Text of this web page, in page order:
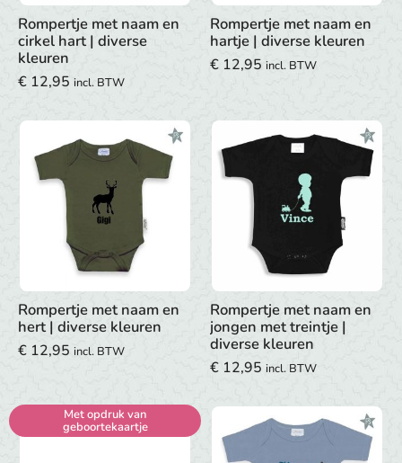
Rompertje met naam en
cirkel hart | diverse
kleuren
€ 12,95 incl. BTW
Rompertje met naam en
hartje | diverse kleuren
€ 12,95 incl. BTW
Rompertje met naam en
hert | diverse kleuren
€ 12,95 incl. BTW
Rompertje met naam en
jongen met treintje |
diverse kleuren
€ 12,95 incl. BTW
Met opdruk van
geboortekaartje